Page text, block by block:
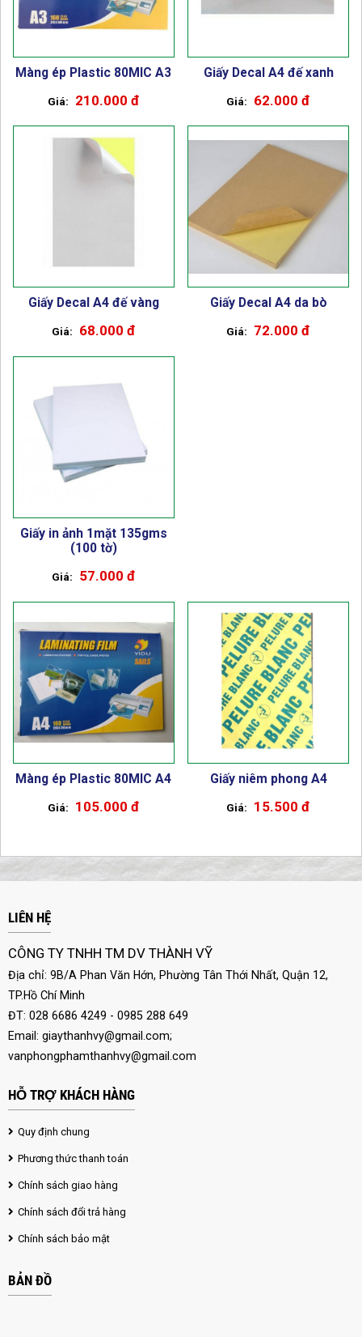
Màng ép Plastic 80MIC A3
210.000 đ
Giấy Decal A4 đế xanh
62.000 đ
Giấy Decal A4 đế vàng
68.000 đ
Giấy Decal A4 da bò
72.000 đ
Giấy in ảnh 1mặt 135gms
(100 tờ)
57.000 đ
Màng ép Plastic 80MIC A4
105.000 đ
Giấy niêm phong A4
15.500 đ
LIÊN HỆ
CÔNG TY TNHH TM DV THÀNH VỸ
Địa chỉ: 9B/A Phan Văn Hớn, Phường Tân Thới Nhất, Quận 12,
TP.Hồ Chí Minh
ĐT: 028 6686 4249 - 0985 288 649
Email: giaythanhvy@gmail.com;
vanphongphamthanhvy@gmail.com
HỖ TRỢ KHÁCH HÀNG
Quy định chung
Phương thức thanh toán
Chính sách giao hàng
Chính sách đổi trả hàng
Chính sách bảo mật
BẢN ĐỒ